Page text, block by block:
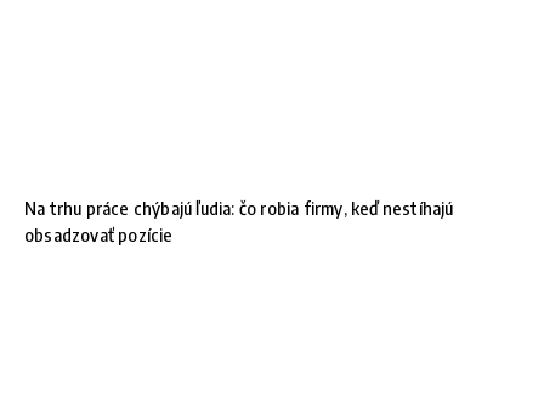
Na trhu práce chýbajú ľudia: čo robia firmy, keď nestíhajú
obsadzovať pozície